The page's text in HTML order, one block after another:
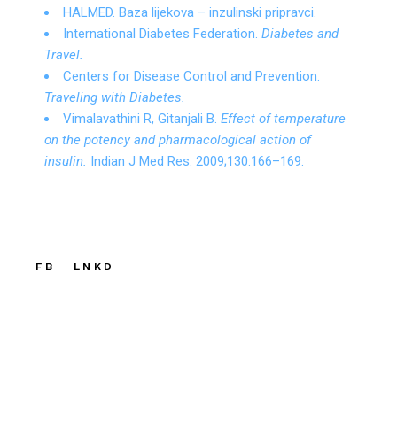
HALMED. Baza lijekova – inzulinski pripravci.
International Diabetes Federation.Diabetes and
Travel.
Centers for Disease Control and Prevention.
Traveling with Diabetes.
Vimalavathini R, Gitanjali B.Effect of temperature
on the potency and pharmacological action of
insulin. Indian J Med Res. 2009;130:166–169.
FB LNKD